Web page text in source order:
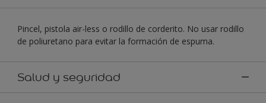
Pincel, pistola air-less o rodillo de corderito. No usar rodillo
de poliuretano para evitar la formación de espuma.
Salud y seguridad